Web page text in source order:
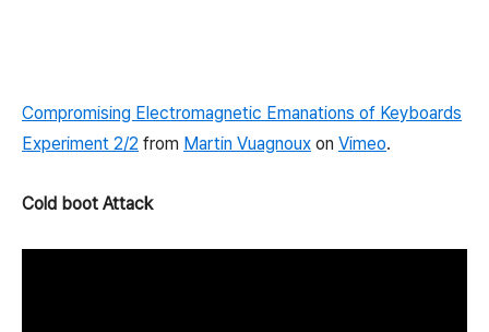
Compromising Electromagnetic Emanations of Keyboards
Experiment 2/2 from Martin Vuagnoux on Vimeo.
Cold boot Attack